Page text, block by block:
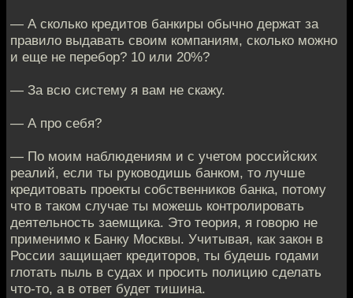
— А сколько кредитов банкиры обычно держат за
правило выдавать своим компаниям, сколько можно
и еще не перебор? 10 или 20%?
— За всю систему я вам не скажу.
— А про себя?
— По моим наблюдениям и с учетом российских
реалий, если ты руководишь банком, то лучше
кредитовать проекты собственников банка, потому
что в таком случае ты можешь контролировать
деятельность заемщика. Это теория, я говорю не
применимо к Банку Москвы. Учитывая, как закон в
России защищает кредиторов, ты будешь годами
глотать пыль в судах и просить полицию сделать
что-то, а в ответ будет тишина.